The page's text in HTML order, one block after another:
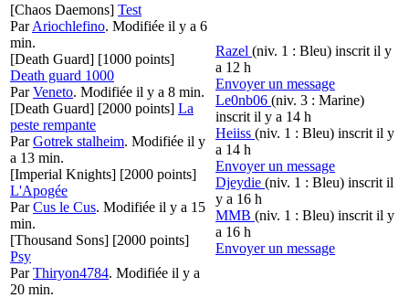
[Chaos Daemons] Test
ParAriochlefino. Modifiée il y a 6
min.
[Death Guard] [1000 points]
Death guard 1000
ParVeneto. Modifiée il y a 8 min.
[Death Guard] [2000 points] La
peste rempante
ParGotrek stalheim. Modifiée il y
a 13 min.
[Imperial Knights] [2000 points]
L'Apogée
ParCus le Cus. Modifiée il y a 15
min.
[Thousand Sons] [2000 points]
Psy
ParThiryon4784. Modifiée il y a
20 min.
Razel (niv. 1 : Bleu) inscrit il y
a 12 h
Envoyer un message
Le0nb06 (niv. 3 : Marine)
inscrit il y a 14 h
Heiiss (niv. 1 : Bleu) inscrit il y
a 14 h
Envoyer un message
Djeydie (niv. 1 : Bleu) inscrit il
y a 16 h
MMB (niv. 1 : Bleu) inscrit il y
a 16 h
Envoyer un message